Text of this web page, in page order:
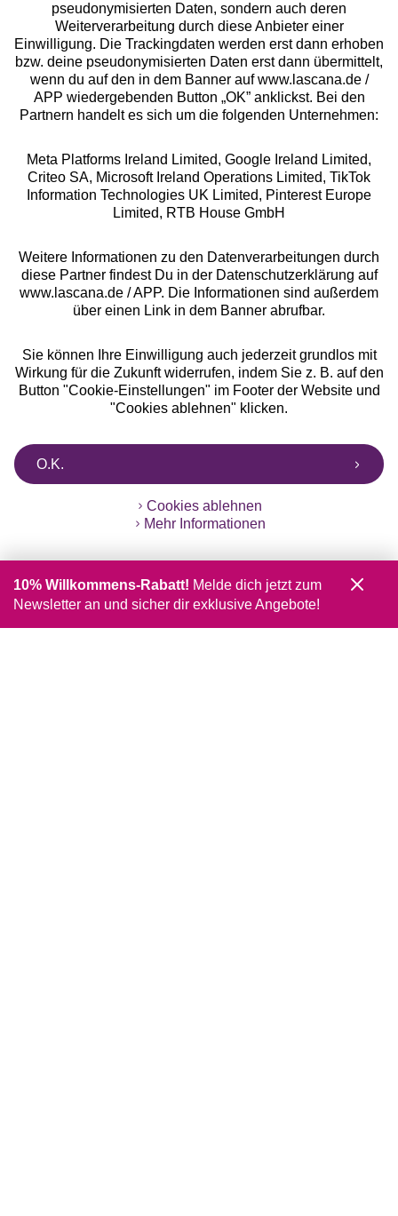
Über uns
Rechtliches
Alle Preise inkl. MwSt., zzgl.
Versandkosten
** Bonität vorausgesetzt, berechtigt zur Bonitätsprüfung
pseudonymisierten Daten, sondern auch deren
Weiterverarbeitung durch diese Anbieter einer
Einwilligung. Die Trackingdaten werden erst dann erhoben
bzw. deine pseudonymisierten Daten erst dann übermittelt,
wenn du auf den in dem Banner auf www.lascana.de /
APP wiedergebenden Button „OK” anklickst. Bei den
Partnern handelt es sich um die folgenden Unternehmen:
Meta Platforms Ireland Limited, Google Ireland Limited,
Criteo SA, Microsoft Ireland Operations Limited, TikTok
Information Technologies UK Limited, Pinterest Europe
Limited, RTB House GmbH
Weitere Informationen zu den Datenverarbeitungen durch
diese Partner findest Du in der Datenschutzerklärung auf
www.lascana.de / APP. Die Informationen sind außerdem
über einen Link in dem Banner abrufbar.
Sie können Ihre Einwilligung auch jederzeit grundlos mit
Wirkung für die Zukunft widerrufen, indem Sie z. B. auf den
Button "Cookie-Einstellungen" im Footer der Website und
"Cookies ablehnen" klicken.
O.K.
Cookies ablehnen
Mehr Informationen
10% Willkommens-Rabatt! Melde dich jetzt zum
Newsletter an und sicher dir exklusive Angebote!